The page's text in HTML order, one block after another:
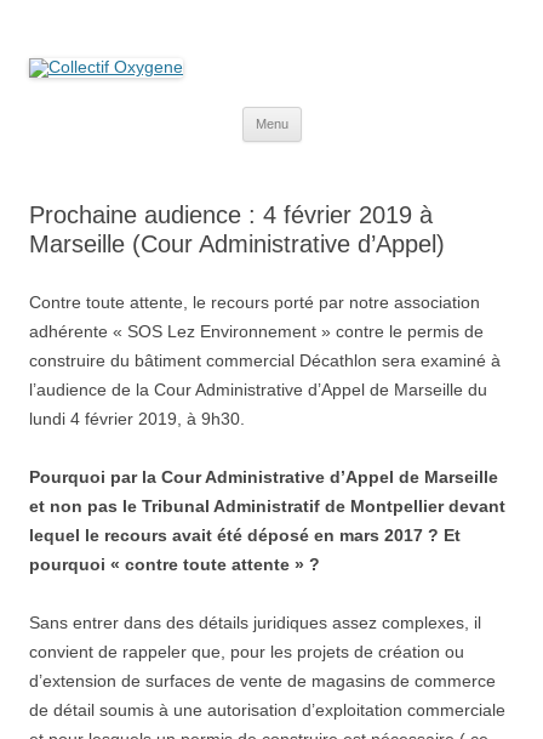
Menu
Prochaine audience : 4 février 2019 à
Marseille (Cour Administrative d’Appel)
Contre toute attente, le recours porté par notre association
adhérente « SOS Lez Environnement » contre le permis de
construire du bâtiment commercial Décathlon sera examiné à
l’audience de la Cour Administrative d’Appel de Marseille du
lundi 4 février 2019, à 9h30.
Pourquoi par la Cour Administrative d’Appel de Marseille
et non pas le Tribunal Administratif de Montpellier devant
lequel le recours avait été déposé en mars 2017 ? Et
pourquoi « contre toute attente » ?
Sans entrer dans des détails juridiques assez complexes, il
convient de rappeler que, pour les projets de création ou
d’extension de surfaces de vente de magasins de commerce
de détail soumis à une autorisation d’exploitation commerciale